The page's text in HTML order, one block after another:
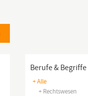
Berufe & Begriffe
+ Alle
+ Rechtswesen